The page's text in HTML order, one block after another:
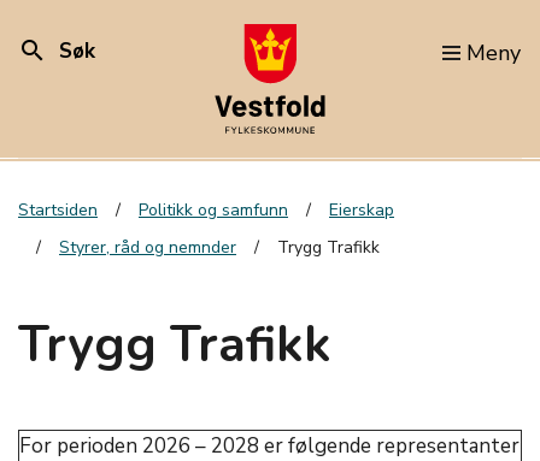
search Søk Meny
Startsiden Politikk og samfunn
Eierskap
Styrer, råd og nemnder
Trygg Trafikk
Trygg Trafikk
For perioden 2026 – 2028 er følgende representanter